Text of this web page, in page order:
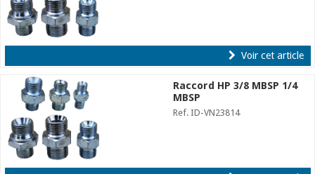
Voir cet article
Raccord HP 3/8 MBSP 1/4
MBSP
Ref. ID-VN23814